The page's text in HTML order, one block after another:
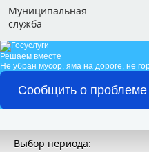
Муниципальная
служба
Решаем вместе
Не убран мусор, яма на дороге, не
Сообщить о проблеме
Выбор периода: